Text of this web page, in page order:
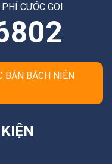
CƯỚC GỌI
BÁN BÁCH NIÊN